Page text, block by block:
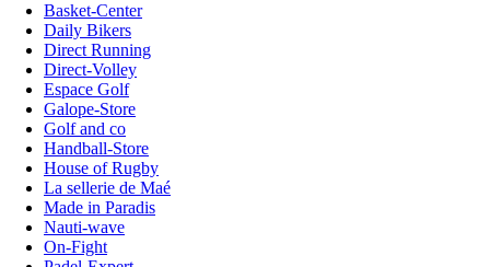
Basket-Center
Daily Bikers
Direct Running
Direct-Volley
Espace Golf
Galope-Store
Golf and co
Handball-Store
House of Rugby
La sellerie de Maé
Made in Paradis
Nauti-wave
On-Fight